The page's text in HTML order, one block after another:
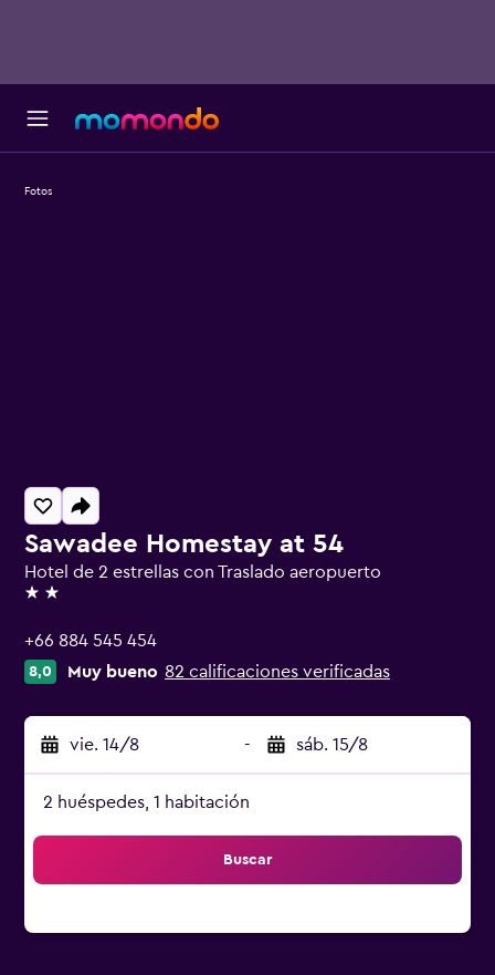
Sawadee Homestay at 54
Hotel de 2 estrellas con Traslado aeropuerto
2 estrellas
+66 884 545 454
8,0 Muy bueno 82 calificaciones verificadas
vie. 14/8 - sáb. 15/8
2 huéspedes, 1 habitación
Buscar
Fotos